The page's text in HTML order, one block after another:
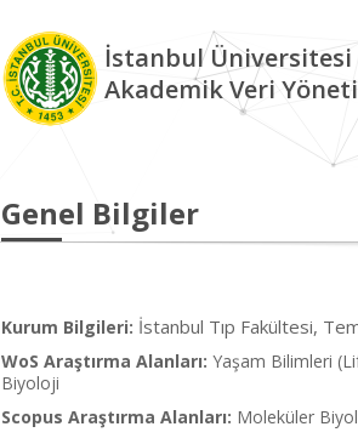
İstanbul Üniversitesi
Akademik Veri
Genel Bilgiler
Kurum Bilgileri: İstanbul Tıp Fakültesi,
WoS Araştırma Alanları: Yaşam Bilimleri
Biyoloji
Scopus Araştırma Alanları: Moleküler